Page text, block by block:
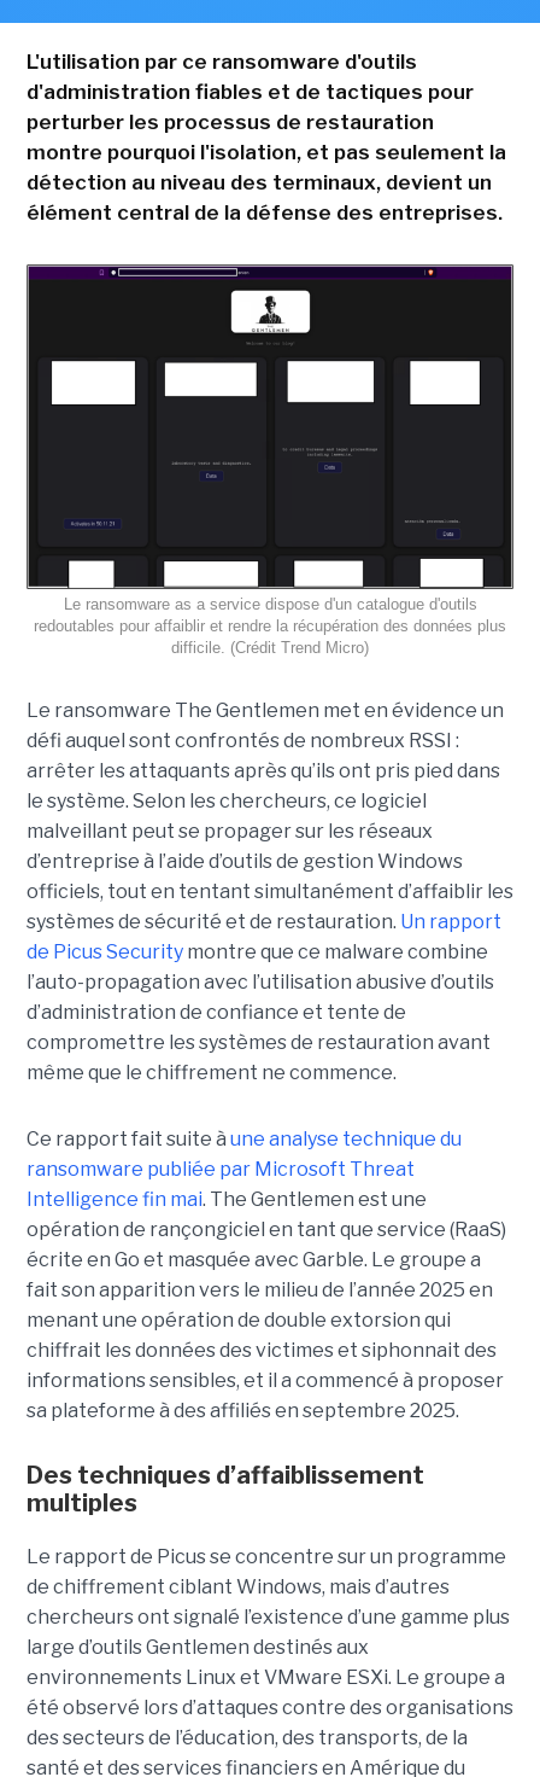
L'utilisation par ce ransomware d'outils
d'administration fiables et de tactiques pour
perturber les processus de restauration
montre pourquoi l'isolation, et pas seulement la
détection au niveau des terminaux, devient un
élément central de la défense des entreprises.
Le ransomware as a service dispose d'un catalogue d'outils
redoutables pour affaiblir et rendre la récupération des données plus
difficile. (Crédit Trend Micro)
Le ransomware The Gentlemen met en évidence un
défi auquel sont confrontés de nombreux RSSI :
arrêter les attaquants après qu’ils ont pris pied dans
le système. Selon les chercheurs, ce logiciel
malveillant peut se propager sur les réseaux
d’entreprise à l’aide d’outils de gestion Windows
officiels, tout en tentant simultanément d’affaiblir les
systèmes de sécurité et de restauration. Un rapport
de Picus Securitymontre que ce malware combine
l’auto-propagation avec l’utilisation abusive d’outils
d’administration de confiance et tente de
compromettre les systèmes de restauration avant
même que le chiffrement ne commence.
Ce rapport fait suite à une analyse technique du
ransomware publiée par Microsoft Threat
Intelligence fin mai. The Gentlemen est une
opération de rançongiciel en tant que service (RaaS)
écrite en Go et masquée avec Garble. Le groupe a
fait son apparition vers le milieu de l’année 2025 en
menant une opération de double extorsion qui
chiffrait les données des victimes et siphonnait des
informations sensibles, et il a commencé à proposer
sa plateforme à des affiliés en septembre 2025.
Des techniques d’affaiblissement
multiples
Le rapport de Picus se concentre sur un programme
de chiffrement ciblant Windows, mais d’autres
chercheurs ont signalé l’existence d’une gamme plus
large d’outils Gentlemen destinés aux
environnements Linux et VMware ESXi. Le groupe a
été observé lors d’attaques contre des organisations
des secteurs de l’éducation, des transports, de la
santé et des services financiers en Amérique du